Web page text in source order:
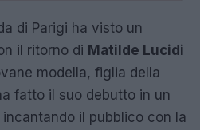
di Parigi ha visto un
il ritorno di Matilde Lucidi
modella, figlia della
fatto il suo debutto in un
il pubblico con la